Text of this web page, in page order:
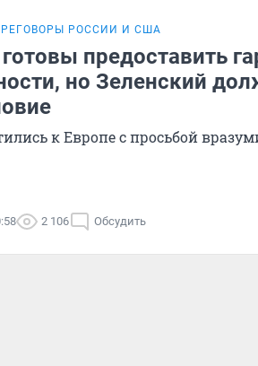
РОССИИ И США
предоставить
но Зеленский
к Европе с просьбой
2 106 Обсудить